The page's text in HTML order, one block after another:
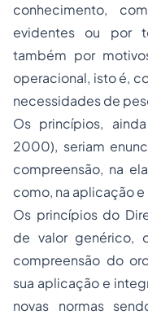
conhecimento,
evidentes ou por
também por
operacional, isto é,
necessidades de
Os princípios,
2000), seriam
compreensão, na
como, na aplicação
Os princípios do
de valor genérico,
compreensão do
sua aplicação e
novas normas